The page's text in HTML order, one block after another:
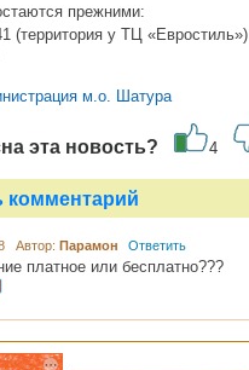
прежними:
(территория у ТЦ «Евростиль»)
м.о. Шатура
эта новость? 4
комментарий
Автор: Парамон Ответить
платное или бесплатно???